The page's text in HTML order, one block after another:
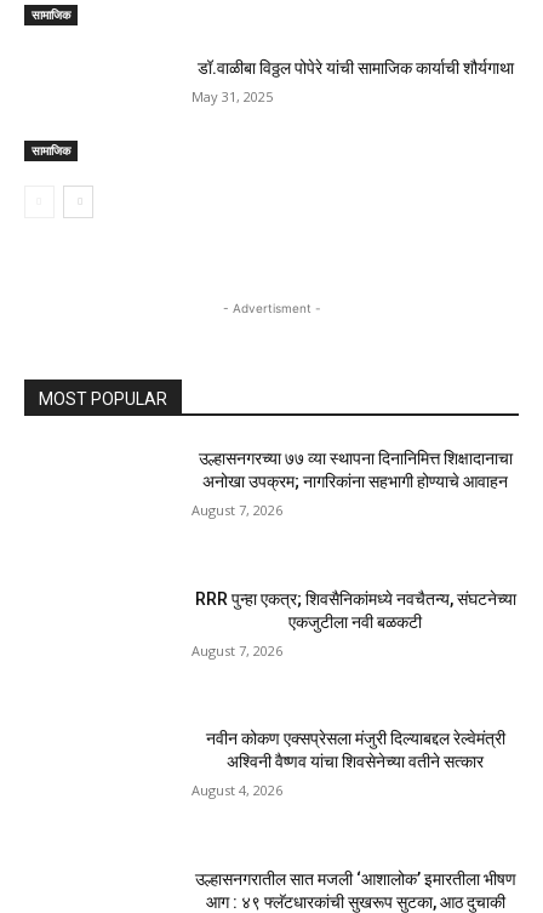
सामाजिक
सामाजिक
डॉ.वाळीबा विठ्ठल पोपेरे यांची सामाजिक कार्याची शौर्यगाथा
May 31, 2025
- Advertisment -
MOST POPULAR
उल्हासनगरच्या ७७ व्या स्थापना दिनानिमित्त शिक्षादानाचा
अनोखा उपक्रम; नागरिकांना सहभागी होण्याचे आवाहन
August 7, 2026
RRR पुन्हा एकत्र; शिवसैनिकांमध्ये नवचैतन्य, संघटनेच्या
एकजुटीला नवी बळकटी
August 7, 2026
नवीन कोकण एक्सप्रेसला मंजुरी दिल्याबद्दल रेल्वेमंत्री
अश्विनी वैष्णव यांचा शिवसेनेच्या वतीने सत्कार
August 4, 2026
उल्हासनगरातील सात मजली ‘आशालोक’ इमारतीला भीषण
आग : ४९ फ्लॅटधारकांची सुखरूप सुटका, आठ दुचाकी